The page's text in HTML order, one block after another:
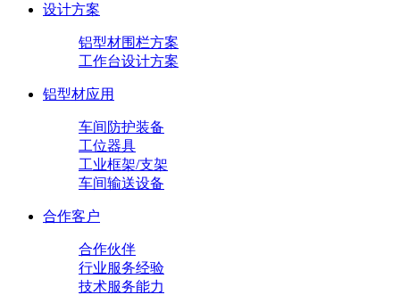
设计方案
铝型材围栏方案
工作台设计方案
铝型材应用
车间防护装备
工位器具
工业框架/支架
车间输送设备
合作客户
合作伙伴
行业服务经验
技术服务能力